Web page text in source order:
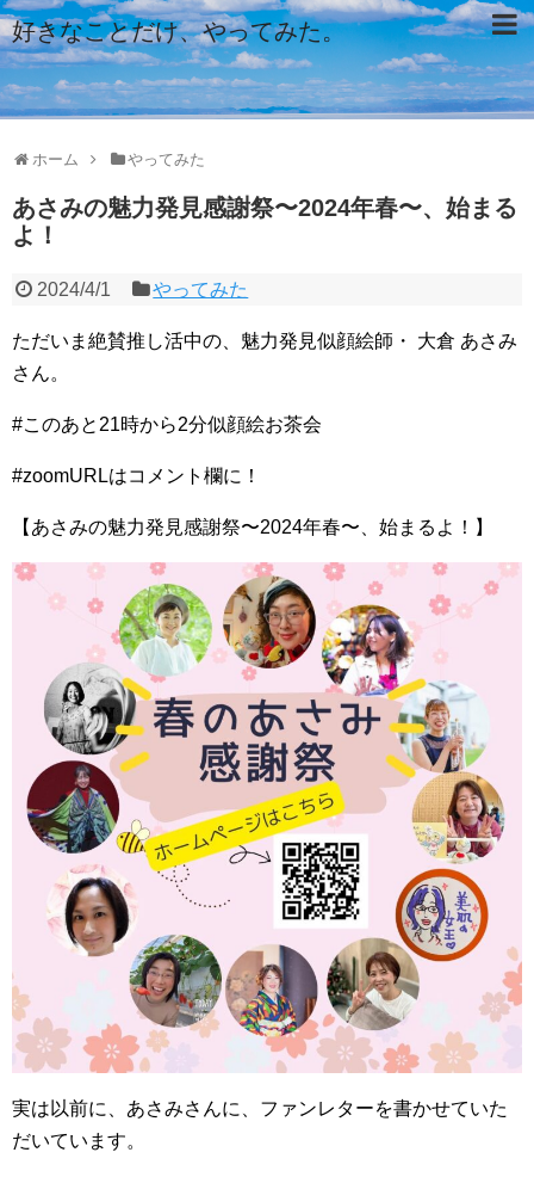
好きなことだけ、やってみた。
ホーム やってみた
あさみの魅力発見感謝祭〜2024年春〜、始まる
よ！
2024/4/1 やってみた
ただいま絶賛推し活中の、魅力発見似顔絵師・ 大倉 あさみ
さん。
#このあと21時から2分似顔絵お茶会
#zoomURLはコメント欄に！
【あさみの魅力発見感謝祭〜2024年春〜、始まるよ！】
実は以前に、あさみさんに、ファンレターを書かせていた
だいています。